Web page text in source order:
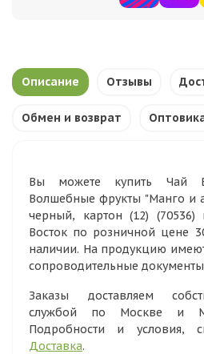
Описание Отзывы
Обмен и возврат
Вы можете купить Чай
Волшебные фрукты "Манго и
черный, картон (12) (70536)
Восток по розничной цене
наличии. На продукцию
сопроводительные
Заказы доставляем
службой по Москве и
Подробности и условия,
Доставка.